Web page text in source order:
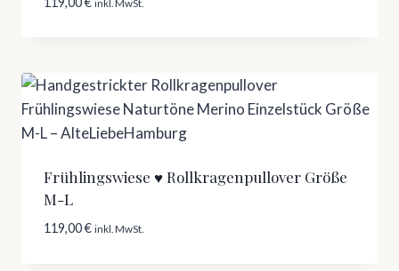
inkl. MwSt.
Frühlingswiese ♥ Rollkragenpullover Größe
M-L
119,00€ inkl. MwSt.